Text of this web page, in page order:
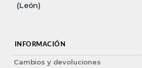
(León)
INFORMACIÓN
Cambios y devoluciones